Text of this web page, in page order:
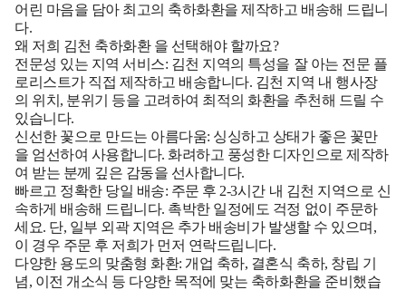
어린 마음을 담아 최고의 축하화환을 제작하고 배송해 드립니
다.
왜 저희 김천 축하화환 을 선택해야 할까요?
전문성 있는 지역 서비스: 김천 지역의 특성을 잘 아는 전문 플
로리스트가 직접 제작하고 배송합니다. 김천 지역 내 행사장
의 위치, 분위기 등을 고려하여 최적의 화환을 추천해 드릴 수
있습니다.
신선한 꽃으로 만드는 아름다움: 싱싱하고 상태가 좋은 꽃만
을 엄선하여 사용합니다. 화려하고 풍성한 디자인으로 제작하
여 받는 분께 깊은 감동을 선사합니다.
빠르고 정확한 당일 배송: 주문 후 2-3시간 내 김천 지역으로 신
속하게 배송해 드립니다. 촉박한 일정에도 걱정 없이 주문하
세요. 단, 일부 외곽 지역은 추가 배송비가 발생할 수 있으며,
이 경우 주문 후 저희가 먼저 연락드립니다.
다양한 용도의 맞춤형 화환: 개업 축하, 결혼식 축하, 창립 기
념, 이전 개소식 등 다양한 목적에 맞는 축하화환을 준비했습